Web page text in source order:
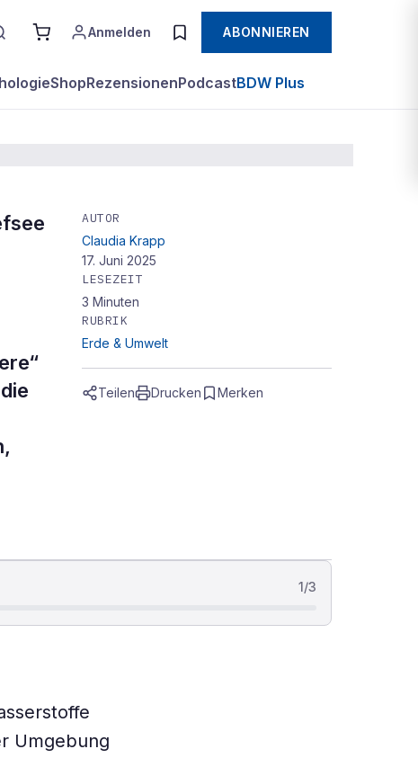
Anmelden ABONNIEREN
ShopRezensionenPodcastBDW Plus
AUTOR
Claudia Krapp
17. Juni 2025
LESEZEIT
3 Minuten
RUBRIK
Erde & Umwelt
Teilen Drucken Merken
1/3
Umgebung